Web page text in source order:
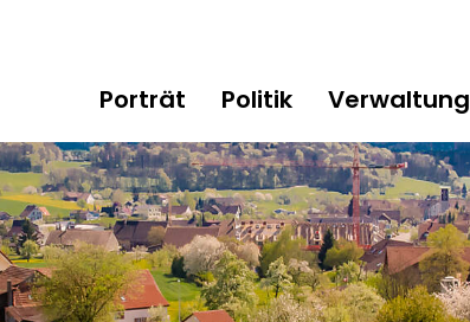
Hauptnavigation
Porträt Politik Verwaltung